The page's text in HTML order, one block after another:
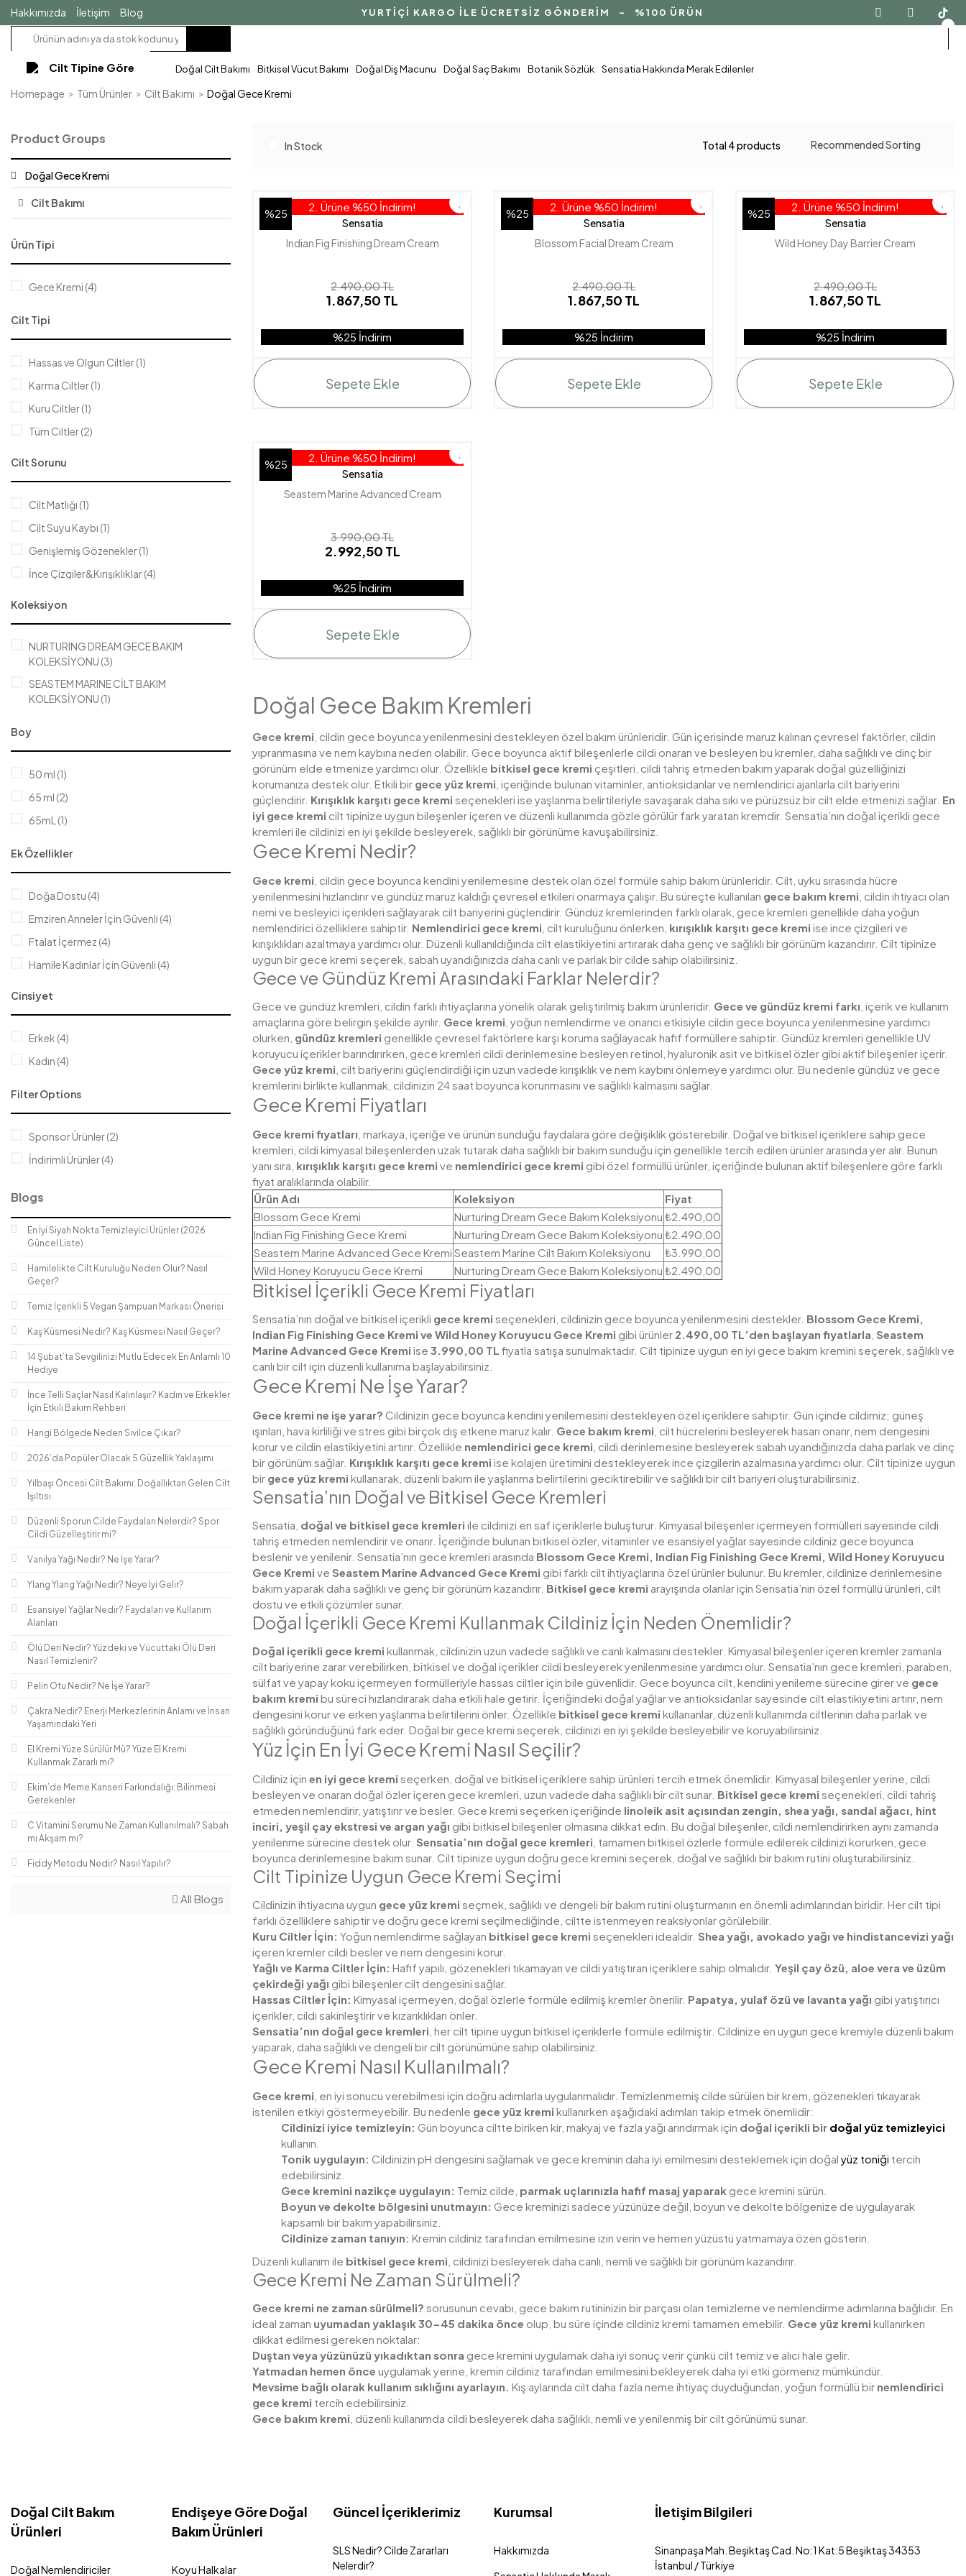
Hakkımızda İletişim Blog YURTİÇİ KARGO İLE ÜCRETSİZ GÖNDERİM - %100 ÜRÜN İADE GARANTİSİ - %100 DOĞAL İÇERİK
Cilt Tipine Göre Doğal Cilt Bakımı Bitkisel Vücut Bakımı Doğal Diş Macunu Doğal Saç Bakımı Botanik Sözlük Sensatia Hakkında Merak Edilenler
Homepage Tüm Ürünler Cilt Bakımı Doğal Gece Kremi
Product Groups
Doğal Gece Kremi
Cilt Bakımı
Ürün Tipi
Gece Kremi (4)
Cilt Tipi
Hassas ve Olgun Ciltler (1)
Karma Ciltler (1)
Kuru Ciltler (1)
Tüm Ciltler (2)
Cilt Sorunu
Cilt Matlığı (1)
Cilt Suyu Kaybı (1)
Genişlemiş Gözenekler (1)
İnce Çizgiler&Kırışıklıklar (4)
Koleksiyon
NURTURING DREAM GECE BAKIM
KOLEKSİYONU (3)
SEASTEM MARINE CİLT BAKIM
KOLEKSİYONU (1)
Boy
50 ml (1)
65 ml (2)
65mL (1)
Ek Özellikler
Doğa Dostu (4)
Emziren Anneler İçin Güvenli (4)
Ftalat İçermez (4)
Hamile Kadınlar İçin Güvenli (4)
Paraben İçermez (4)
Silikon İçermez (4)
Vegan Dostu (4)
Cinsiyet
Erkek (4)
Kadın (4)
Filter Options
Sponsor Ürünler (2)
İndirimli Ürünler (4)
Blogs
En İyi Siyah Nokta Temizleyici Ürünler (2026
Güncel Liste)
Hamilelikte Cilt Kuruluğu Neden Olur? Nasıl
Geçer?
Temiz İçerikli 5 Vegan Şampuan Markası Önerisi
Kaş Küsmesi Nedir? Kaş Küsmesi Nasıl Geçer?
14 Şubat’ta Sevgilinizi Mutlu Edecek En Anlamlı 10
Hediye
İnce Telli Saçlar Nasıl Kalınlaşır? Kadın ve Erkekler
İçin Etkili Bakım Rehberi
Hangi Bölgede Neden Sivilce Çıkar?
2026’da Popüler Olacak 5 Güzellik Yaklaşımı
Yılbaşı Öncesi Cilt Bakımı: Doğallıktan Gelen Cilt
Işıltısı
Düzenli Sporun Cilde Faydaları Nelerdir? Spor
Cildi Güzelleştirir mi?
Vanilya Yağı Nedir? Ne İşe Yarar?
Ylang Ylang Yağı Nedir? Neye İyi Gelir?
Esansiyel Yağlar Nedir? Faydaları ve Kullanım
Alanları
Ölü Deri Nedir? Yüzdeki ve Vücuttaki Ölü Deri
Nasıl Temizlenir?
Pelin Otu Nedir? Ne İşe Yarar?
Çakra Nedir? Enerji Merkezlerinin Anlamı ve İnsan
Yaşamındaki Yeri
El Kremi Yüze Sürülür Mü? Yüze El Kremi
Kullanmak Zararlı mı?
Ekim’de Meme Kanseri Farkındalığı: Bilinmesi
Gerekenler
C Vitamini Serumu Ne Zaman Kullanılmalı? Sabah
mı Akşam mı?
Fiddy Metodu Nedir? Nasıl Yapılır?
All Blogs
In Stock Total 4 products
%25 2. Ürüne %50 İndirim!
Sensatia
Indian Fig Finishing Dream Cream
2.490,00 TL
1.867,50 TL
%25 İndirim
Sepete Ekle
%25 2. Ürüne %50 İndirim!
Sensatia
Blossom Facial Dream Cream
2.490,00 TL
1.867,50 TL
%25 İndirim
Sepete Ekle
%25 2. Ürüne %50 İndirim!
Sensatia
Wild Honey Day Barrier Cream
2.490,00 TL
1.867,50 TL
%25 İndirim
Sepete Ekle
%25 2. Ürüne %50 İndirim!
Sensatia
Seastem Marine Advanced Cream
3.990,00 TL
2.992,50 TL
%25 İndirim
Sepete Ekle
Doğal Gece Bakım Kremleri
Gece kremi , cildin gece boyunca yenilenmesini destekleyen özel bakım ürünleridir. Gün içerisinde maruz kalınan çevresel faktörler, cildin
yıpranmasına ve nem kaybına neden olabilir. Gece boyunca aktif bileşenlerle cildi onaran ve besleyen bu kremler, daha sağlıklı ve dinç bir
görünüm elde etmenize yardımcı olur. Özellikle bitkisel gece kremi çeşitleri, cildi tahriş etmeden bakım yaparak doğal güzelliğinizi
korumanıza destek olur. Etkili bir gece yüz kremi , içeriğinde bulunan vitaminler, antioksidanlar ve nemlendirici ajanlarla cilt bariyerini
güçlendirir. Kırışıklık karşıtı gece kremi seçenekleri ise yaşlanma belirtileriyle savaşarak daha sıkı ve pürüzsüz bir cilt elde etmenizi sağlar. En
iyi gece kremi cilt tipinize uygun bileşenler içeren ve düzenli kullanımda gözle görülür fark yaratan kremdir. Sensatia’nın doğal içerikli gece
kremleri ile cildinizi en iyi şekilde besleyerek, sağlıklı bir görünüme kavuşabilirsiniz.
Gece Kremi Nedir?
Gece kremi , cildin gece boyunca kendini yenilemesine destek olan özel formüle sahip bakım ürünleridir. Cilt, uyku sırasında hücre
yenilenmesini hızlandırır ve gündüz maruz kaldığı çevresel etkileri onarmaya çalışır. Bu süreçte kullanılan gece bakım kremi , cildin ihtiyacı olan
nemi ve besleyici içerikleri sağlayarak cilt bariyerini güçlendirir. Gündüz kremlerinden farklı olarak, gece kremleri genellikle daha yoğun
nemlendirici özelliklere sahiptir. Nemlendirici gece kremi , cilt kuruluğunu önlerken, kırışıklık karşıtı gece kremi ise ince çizgileri ve
kırışıklıkları azaltmaya yardımcı olur. Düzenli kullanıldığında cilt elastikiyetini artırarak daha genç ve sağlıklı bir görünüm kazandırır. Cilt tipinize
uygun bir gece kremi seçerek, sabah uyandığınızda daha canlı ve parlak bir cilde sahip olabilirsiniz.
Gece ve Gündüz Kremi Arasındaki Farklar Nelerdir?
Gece ve gündüz kremleri, cildin farklı ihtiyaçlarına yönelik olarak geliştirilmiş bakım ürünleridir. Gece ve gündüz kremi farkı , içerik ve kullanım
amaçlarına göre belirgin şekilde ayrılır. Gece kremi , yoğun nemlendirme ve onarıcı etkisiyle cildin gece boyunca yenilenmesine yardımcı
olurken, gündüz kremleri genellikle çevresel faktörlere karşı koruma sağlayacak hafif formüllere sahiptir. Gündüz kremleri genellikle UV
koruyucu içerikler barındırırken, gece kremleri cildi derinlemesine besleyen retinol, hyaluronik asit ve bitkisel özler gibi aktif bileşenler içerir.
Gece yüz kremi , cilt bariyerini güçlendirdiği için uzun vadede kırışıklık ve nem kaybını önlemeye yardımcı olur. Bu nedenle gündüz ve gece
kremlerini birlikte kullanmak, cildinizin 24 saat boyunca korunmasını ve sağlıklı kalmasını sağlar.
Gece Kremi Fiyatları
Gece kremi fiyatları , markaya, içeriğe ve ürünün sunduğu faydalara göre değişiklik gösterebilir. Doğal ve bitkisel içeriklere sahip gece
kremleri, cildi kimyasal bileşenlerden uzak tutarak daha sağlıklı bir bakım sunduğu için genellikle tercih edilen ürünler arasında yer alır. Bunun
yanı sıra, kırışıklık karşıtı gece kremi ve nemlendirici gece kremi gibi özel formüllü ürünler, içeriğinde bulunan aktif bileşenlere göre farklı
fiyat aralıklarında olabilir.
Ürün Adı
Koleksiyon
Fiyat
Blossom Gece Kremi
Nurturing Dream Gece Bakım Koleksiyonu ₺2.490,00
Indian Fig Finishing Gece Kremi
Nurturing Dream Gece Bakım Koleksiyonu ₺2.490,00
Seastem Marine Advanced Gece Kremi Seastem Marine Cilt Bakım Koleksiyonu
₺3.990,00
Wild Honey Koruyucu Gece Kremi
Nurturing Dream Gece Bakım Koleksiyonu ₺2.490,00
Bitkisel İçerikli Gece Kremi Fiyatları
Sensatia’nın doğal ve bitkisel içerikli gece kremi seçenekleri, cildinizin gece boyunca yenilenmesini destekler. Blossom Gece Kremi,
Indian Fig Finishing Gece Kremi ve Wild Honey Koruyucu Gece Kremi gibi ürünler 2.490,00 TL’den başlayan fiyatlarla Seastem
Marine Advanced Gece Kremi ise 3.990,00 TL fiyatla satışa sunulmaktadır. Cilt tipinize uygun en iyi gece bakım kremini seçerek, sağlıklı ve
canlı bir cilt için düzenli kullanıma başlayabilirsiniz.
Gece Kremi Ne İşe Yarar?
Gece kremi ne işe yarar? Cildinizin gece boyunca kendini yenilemesini destekleyen özel içeriklere sahiptir. Gün içinde cildimiz; güneş
ışınları, hava kirliliği ve stres gibi birçok dış etkene maruz kalır. Gece bakım kremi , cilt hücrelerini besleyerek hasarı onarır, nem dengesini
korur ve cildin elastikiyetini artırır. Özellikle nemlendirici gece kremi , cildi derinlemesine besleyerek sabah uyandığınızda daha parlak ve dinç
bir görünüm sağlar. Kırışıklık karşıtı gece kremi ise kolajen üretimini destekleyerek ince çizgilerin azalmasına yardımcı olur. Cilt tipinize uygun
bir gece yüz kremi kullanarak, düzenli bakım ile yaşlanma belirtilerini geciktirebilir ve sağlıklı bir cilt bariyeri oluşturabilirsiniz.
Sensatia’nın Doğal ve Bitkisel Gece Kremleri
Sensatia, doğal ve bitkisel gece kremleri ile cildinizi en saf içeriklerle buluşturur. Kimyasal bileşenler içermeyen formülleri sayesinde cildi
tahriş etmeden nemlendirir ve onarır. İçeriğinde bulunan bitkisel özler, vitaminler ve esansiyel yağlar sayesinde cildiniz gece boyunca
beslenir ve yenilenir. Sensatia’nın gece kremleri arasında Blossom Gece Kremi, Indian Fig Finishing Gece Kremi, Wild Honey Koruyucu
Gece Kremi ve Seastem Marine Advanced Gece Kremi gibi farklı cilt ihtiyaçlarına özel ürünler bulunur. Bu kremler, cildinize derinlemesine
bakım yaparak daha sağlıklı ve genç bir görünüm kazandırır. Bitkisel gece kremi arayışında olanlar için Sensatia’nın özel formüllü ürünleri, cilt
dostu ve etkili çözümler sunar.
Doğal İçerikli Gece Kremi Kullanmak Cildiniz İçin Neden Önemlidir?
Doğal içerikli gece kremi kullanmak, cildinizin uzun vadede sağlıklı ve canlı kalmasını destekler. Kimyasal bileşenler içeren kremler zamanla
cilt bariyerine zarar verebilirken, bitkisel ve doğal içerikler cildi besleyerek yenilenmesine yardımcı olur. Sensatia’nın gece kremleri, paraben,
sülfat ve yapay koku içermeyen formülleriyle hassas ciltler için bile güvenlidir. Gece boyunca cilt, kendini yenileme sürecine girer ve gece
bakım kremi bu süreci hızlandırarak daha etkili hale getirir. İçeriğindeki doğal yağlar ve antioksidanlar sayesinde cilt elastikiyetini artırır, nem
dengesini korur ve erken yaşlanma belirtilerini önler. Özellikle bitkisel gece kremi kullananlar, düzenli kullanımda ciltlerinin daha parlak ve
sağlıklı göründüğünü fark eder. Doğal bir gece kremi seçerek, cildinizi en iyi şekilde besleyebilir ve koruyabilirsiniz.
Yüz İçin En İyi Gece Kremi Nasıl Seçilir?
Cildiniz için en iyi gece kremi seçerken, doğal ve bitkisel içeriklere sahip ürünleri tercih etmek önemlidir. Kimyasal bileşenler yerine, cildi
besleyen ve onaran doğal özler içeren gece kremleri, uzun vadede daha sağlıklı bir cilt sunar. Bitkisel gece kremi seçenekleri, cildi tahriş
etmeden nemlendirir, yatıştırır ve besler. Gece kremi seçerken içeriğinde linoleik asit açısından zengin, shea yağı, sandal ağacı, hint
inciri, yeşil çay ekstresi ve argan yağı gibi bitkisel bileşenler olmasına dikkat edin. Bu doğal bileşenler, cildi nemlendirirken aynı zamanda
yenilenme sürecine destek olur. Sensatia’nın doğal gece kremleri , tamamen bitkisel özlerle formüle edilerek cildinizi korurken, gece
boyunca derinlemesine bakım sunar. Cilt tipinize uygun doğru gece kremini seçerek, doğal ve sağlıklı bir bakım rutini oluşturabilirsiniz.
Cilt Tipinize Uygun Gece Kremi Seçimi
Cildinizin ihtiyacına uygun gece yüz kremi seçmek, sağlıklı ve dengeli bir bakım rutini oluşturmanın en önemli adımlarından biridir. Her cilt tipi
farklı özelliklere sahiptir ve doğru gece kremi seçilmediğinde, ciltte istenmeyen reaksiyonlar görülebilir.
Kuru Ciltler İçin: Yoğun nemlendirme sağlayan bitkisel gece kremi seçenekleri idealdir. Shea yağı, avokado yağı ve hindistancevizi yağı
içeren kremler cildi besler ve nem dengesini korur.
Yağlı ve Karma Ciltler İçin: Hafif yapılı, gözenekleri tıkamayan ve cildi yatıştıran içeriklere sahip olmalıdır. Yeşil çay özü, aloe vera ve üzüm
çekirdeği yağı gibi bileşenler cilt dengesini sağlar.
Hassas Ciltler İçin: Kimyasal içermeyen, doğal özlerle formüle edilmiş kremler önerilir. Papatya, yulaf özü ve lavanta yağı gibi yatıştırıcı
içerikler, cildi sakinleştirir ve kızarıklıkları önler.
Sensatia’nın doğal gece kremleri , her cilt tipine uygun bitkisel içeriklerle formüle edilmiştir. Cildinize en uygun gece kremiyle düzenli bakım
yaparak, daha sağlıklı ve dengeli bir cilt görünümüne sahip olabilirsiniz.
Gece Kremi Nasıl Kullanılmalı?
Gece kremi , en iyi sonucu verebilmesi için doğru adımlarla uygulanmalıdır. Temizlenmemiş cilde sürülen bir krem, gözenekleri tıkayarak
istenilen etkiyi göstermeyebilir. Bu nedenle gece yüz kremi kullanırken aşağıdaki adımları takip etmek önemlidir:
Cildinizi iyice temizleyin: Gün boyunca ciltte biriken kir, makyaj ve fazla yağı arındırmak için doğal içerikli bir doğal yüz temizleyici
kullanın.
Tonik uygulayın: Cildinizin pH dengesini sağlamak ve gece kreminin daha iyi emilmesini desteklemek için doğal yüz toniği tercih
edebilirsiniz.
Gece kremini nazikçe uygulayın: Temiz cilde, parmak uçlarınızla hafif masaj yaparak gece kremini sürün.
Boyun ve dekolte bölgesini unutmayın: Gece kreminizi sadece yüzünüze değil, boyun ve dekolte bölgenize de uygulayarak
kapsamlı bir bakım yapabilirsiniz.
Cildinize zaman tanıyın: Kremin cildiniz tarafından emilmesine izin verin ve hemen yüzüstü yatmamaya özen gösterin.
Düzenli kullanım ile bitkisel gece kremi , cildinizi besleyerek daha canlı, nemli ve sağlıklı bir görünüm kazandırır.
Gece Kremi Ne Zaman Sürülmeli?
Gece kremi ne zaman sürülmeli? sorusunun cevabı, gece bakım rutininizin bir parçası olan temizleme ve nemlendirme adımlarına bağlıdır. En
ideal zaman uyumadan yaklaşık 30-45 dakika önce olup, bu süre içinde cildiniz kremi tamamen emebilir. Gece yüz kremi kullanırken
dikkat edilmesi gereken noktalar:
Duştan veya yüzünüzü yıkadıktan sonra gece kremini uygulamak daha iyi sonuç verir çünkü cilt temiz ve alıcı hale gelir.
Yatmadan hemen önce uygulamak yerine, kremin cildiniz tarafından emilmesini bekleyerek daha iyi etki görmeniz mümkündür.
Mevsime bağlı olarak kullanım sıklığını ayarlayın. Kış aylarında cilt daha fazla neme ihtiyaç duyduğundan, yoğun formüllü bir nemlendirici
gece kremi tercih edebilirsiniz.
Gece bakım kremi , düzenli kullanımda cildi besleyerek daha sağlıklı, nemli ve yenilenmiş bir cilt görünümü sunar.
Doğal Cilt Bakım
Ürünleri
Doğal Nemlendiriciler
Endişeye Göre Doğal
Bakım Ürünleri
Koyu Halkalar
Güncel İçeriklerimiz
SLS Nedir? Cilde Zararları
Nelerdir?
Kurumsal
Hakkımızda
İletişim Bilgileri
Sinanpaşa Mah. Beşiktaş Cad. No:1 Kat:5 Beşiktaş 34353
İstanbul / Türkiye